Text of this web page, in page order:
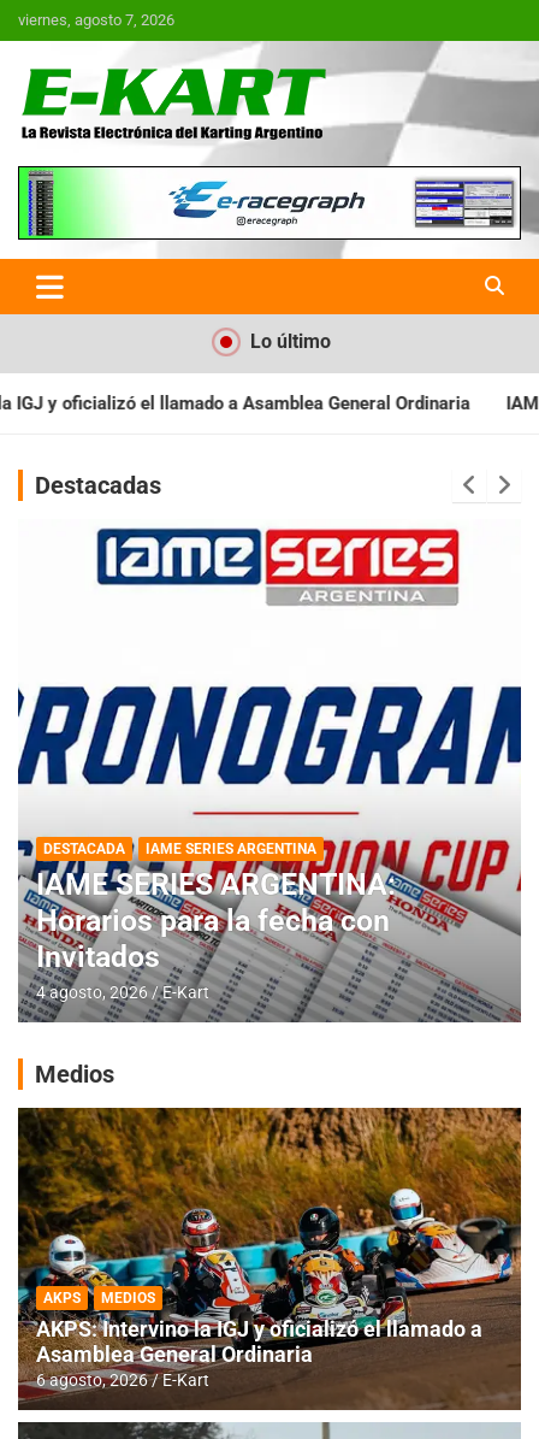
Saltar
al
viernes, agosto 7, 2026
E-Kart.com.ar | La Revista
Electrónica del Karting en
Argentina
Lo último
General Ordinaria IAME SERIES ARGENTINA:
Destacadas
DESTACADA IAME SERIES ARGENTINA
IAME SERIES ARGENTINA:
Horarios para la fecha con
Invitados
4 agosto, 2026 E-Kart
Medios
AKPS MEDIOS
AKPS: Intervino la IGJ y oficializó el llamado a
Asamblea General Ordinaria
6 agosto, 2026 E-Kart